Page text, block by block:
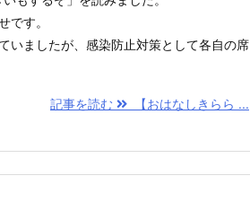
です。
いましたが、感染防止対策として各自の席
記事を読む 【おはなしきらら ...